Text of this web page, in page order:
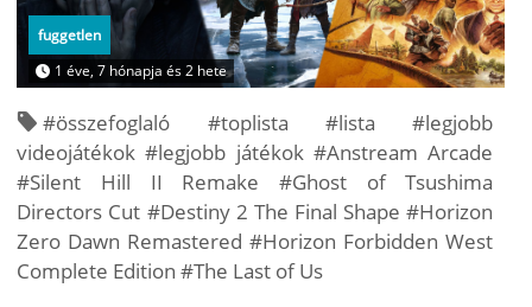
fuggetlen
1 éve, 7 hónapja és 2 hete
#összefoglaló #toplista #lista #legjobb
videojátékok #legjobb játékok #Anstream Arcade
#Silent Hill II Remake #Ghost of Tsushima
Directors Cut #Destiny 2 The Final Shape #Horizon
Zero Dawn Remastered #Horizon Forbidden West
Complete Edition #The Last of Us